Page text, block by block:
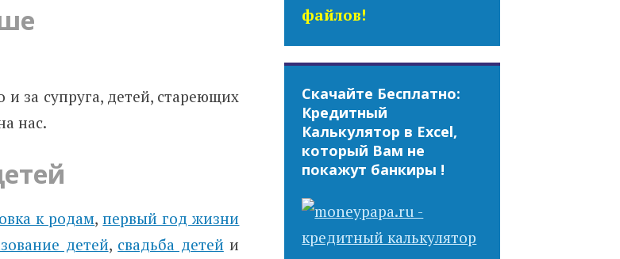
и за супруга, детей, стареющих
нас.
к родам,первый год жизни
детей, свадьба детей и
файлов!
Скачайте Бесплатно:
Кредитный
Калькулятор в Excel,
который Вам не
покажут банкиры !